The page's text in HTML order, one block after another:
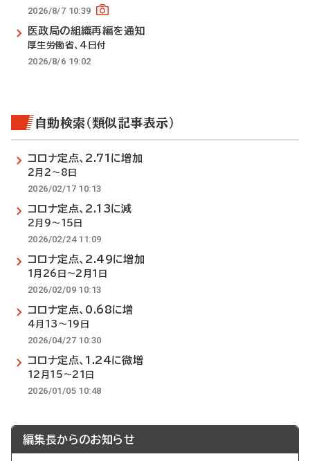
2026/8/7 10:39
医政局の組織再編を通知
厚生労働省、4日付
2026/8/6 19:02
自動検索（類似記事表示）
コロナ定点、2.71に増加
2月2～8日
2026/02/17 10:13
コロナ定点、2.13に減
2月9～15日
2026/02/24 11:09
コロナ定点、2.49に増加
1月26日～2月1日
2026/02/09 10:13
コロナ定点、0.68に増
4月13～19日
2026/04/27 10:30
コロナ定点、1.24に微増
12月15～21日
2026/01/05 10:48
編集長からのお知らせ